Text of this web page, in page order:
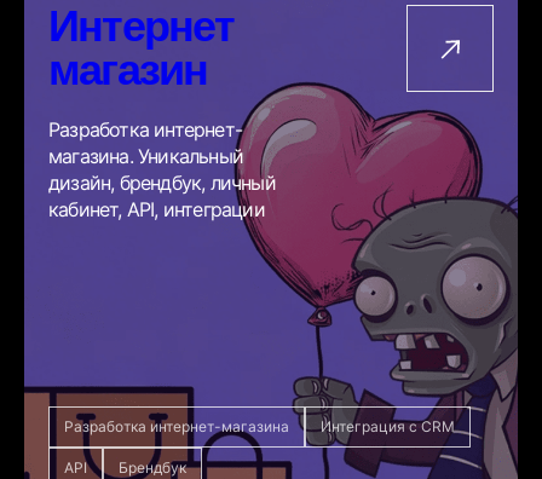
Интернет
магазин
Разработка интернет-
магазина. Уникальный
дизайн, брендбук, личный
кабинет, API, интеграции
Разработка интернет-магазина Интеграция с CRM
API Брендбук